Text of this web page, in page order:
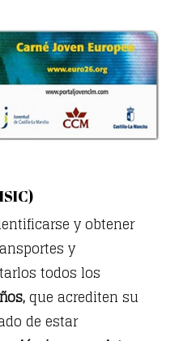
y obtener
y
todos los
que acrediten su
de estar